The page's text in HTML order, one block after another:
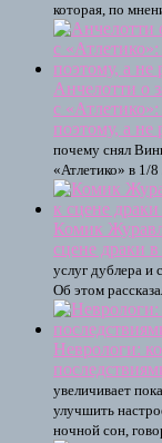
которая, по
Анчелотти о
с
поэтому, а не
почему снял
«Атлетико» в
Комик
сцене драки
услуг дублера и
Об этом
Неврологи:
увеличивает
улучшить
ночной сон,